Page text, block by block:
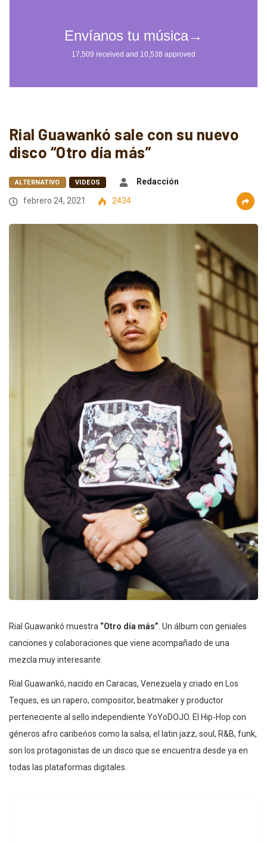
Rial Guawankó sale con su nuevo
disco “Otro día más”
ALTERNATIVO VIDEOS
Redacción
febrero 24, 2021
2434
Rial Guawankó muestra “Otro día más” . Un álbum con geniales
canciones y colaboraciones que viene acompañado de una
mezcla muy interesante.
Rial Guawankó, nacido en Caracas, Venezuela y criado en Los
Teques, es un rapero, compositor, beatmaker y productor
perteneciente al sello independiente YoYoDOJO. El Hip-Hop con
géneros afro caribeńos como la salsa, el latin jazz, soul, R&B, funk,
son los protagonistas de un disco que se encuentra desde ya en
todas las plataformas digitales.